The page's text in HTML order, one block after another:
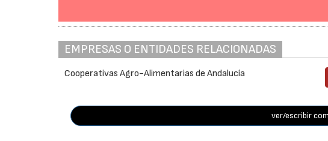
EMPRESAS O ENTIDADES RELACIONADAS
Cooperativas Agro-Alimentarias de Andalucía
ver/escribir